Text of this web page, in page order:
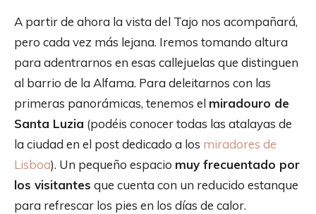
A partir de ahora la vista del Tajo nos acompañará,
pero cada vez más lejana. Iremos tomando altura
para adentrarnos en esas callejuelas que distinguen
al barrio de la Alfama. Para deleitarnos con las
primeras panorámicas, tenemos el miradouro de
Santa Luzia (podéis conocer todas las atalayas de
la ciudad en el post dedicado a los miradores de
Lisboa). Un pequeño espacio muy frecuentado por
los visitantes que cuenta con un reducido estanque
para refrescar los pies en los días de calor.